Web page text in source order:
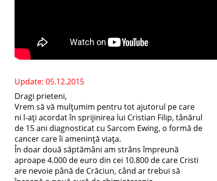
Update: 05.12.2015
Dragi prieteni,
Vrem să vă mulțumim pentru tot ajutorul pe care
ni l-ați acordat în sprijinirea lui Cristian Filip, tânărul
de 15 ani diagnosticat cu Sarcom Ewing, o formă de
cancer care îi amenință viața.
În doar două săptămâni am strâns împreună
aproape 4.000 de euro din cei 10.800 de care Cristi
are nevoie până de Crăciun, când ar trebui să